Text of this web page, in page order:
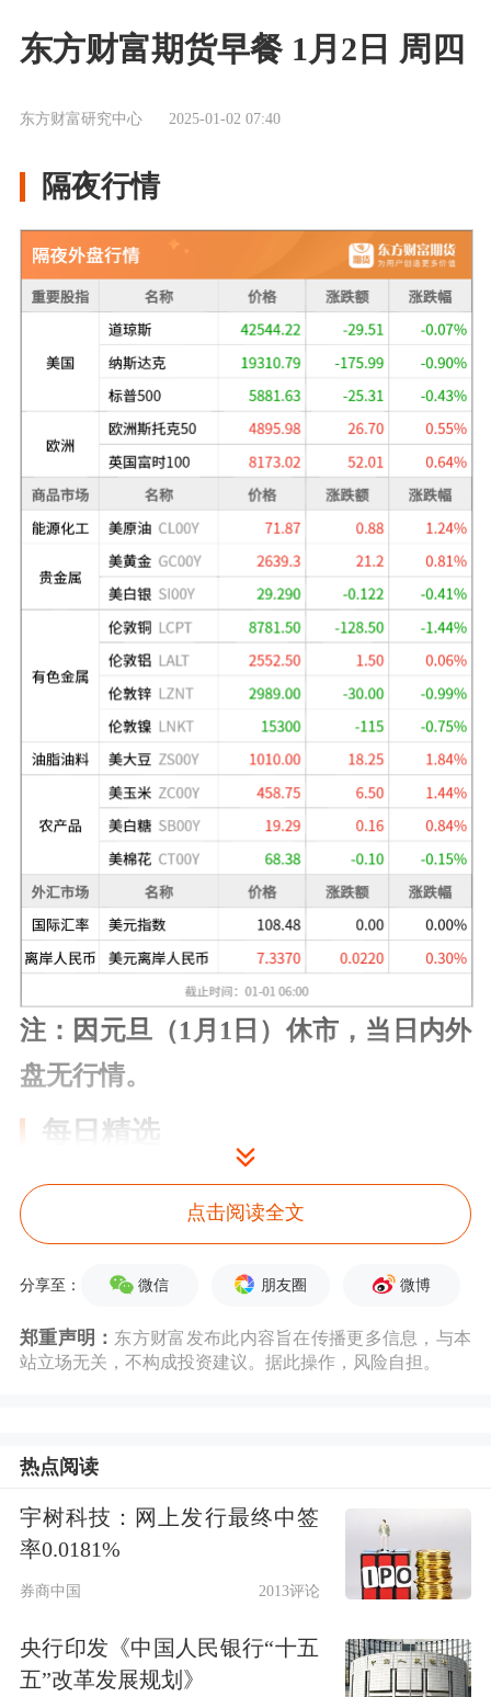
东方财富期货早餐 1月2日 周四
东方财富研究中心 2025-01-02 07:40
隔夜行情
注：因元旦（1月1日）休市，当日内外
盘无行情。
每日精选
国家主席习近平发表二〇二五年新年贺
词
流动性
宏观产经
央视新闻：新年前夕，国家主席习近平
通过中央广播电视总台和互联网，发表
年，我们积极应对国内外环境变化带来
点击阅读全文
分享至： 微信 朋友圈 微博
郑重声明： 东方财富发布此内容旨在传播更多信息，与本
站立场无关，不构成投资建议。据此操作，风险自担。
热点阅读
宇树科技：网上发行最终中签
率0.0181%
券商中国 2013评论
央行印发《中国人民银行“十五
五”改革发展规划》